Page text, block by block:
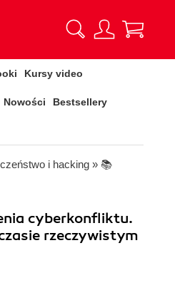
Kursy video
Nowości Bestsellery
i hacking » 📚
cyberkonfliktu.
rzeczywistym